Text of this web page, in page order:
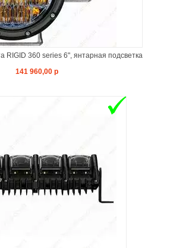
RIGID 360 series 6", янтарная подсветка
141 960,00 р